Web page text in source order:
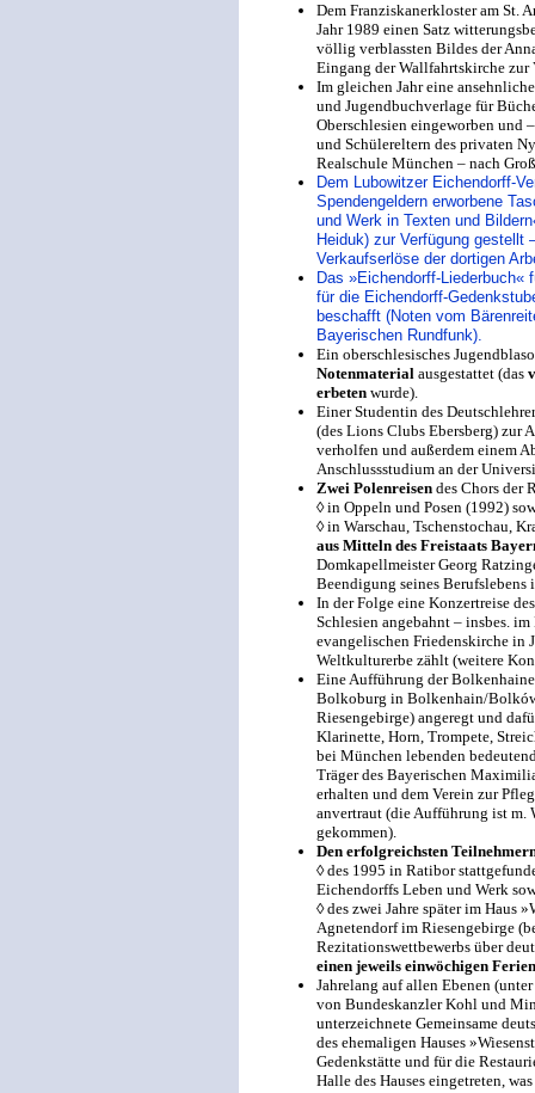
Dem Franziskanerkloster am St.
Jahr 1989 einen Satz
völlig verblassten Bildes der
Eingang der Wallfahrtskirche zur
Im gleichen Jahr eine
und Jugendbuchverlage für
Oberschlesien eingeworben und
und Schülereltern des privaten
Realschule München – nach
Dem Lubowitzer Eichendorff-
Spendengeldern erworbene
und Werk in Texten und
Heiduk) zur Verfügung gestellt
Verkaufserlöse der dortigen
Das »Eichendorff-Liederbuch«
für die Eichendorff-
beschafft (Noten vom
Bayerischen Rundfunk).
Ein oberschlesisches
Notenmaterial ausgestattet (das
erbeten wurde).
Einer Studentin des
(des Lions Clubs Ebersberg) zur
verholfen und außerdem einem
Anschlussstudium an der
Zwei Polenreisen des Chors der
◊in Oppeln und Posen (1992)
◊in Warschau, Tschenstochau,
aus Mitteln des Freistaats
Domkapellmeister Georg
Beendigung seines Berufslebens
In der Folge eine Konzertreise
Schlesien angebahnt – insbes.
evangelischen Friedenskirche in
Weltkulturerbe zählt (weitere
Eine Aufführung der
Bolkoburg in Bolkenhain/
Riesengebirge) angeregt und
Klarinette, Horn, Trompete,
bei München lebenden
Träger des Bayerischen
erhalten und dem Verein zur
anvertraut (die Aufführung ist m.
gekommen).
Den erfolgreichsten
◊des 1995 in Ratibor
Eichendorffs Leben und Werk
◊des zwei Jahre später im Haus
Agnetendorf im Riesengebirge
Rezitationswettbewerbs über
einen jeweils einwöchigen
Jahrelang auf allen Ebenen
von Bundeskanzler Kohl und
unterzeichnete Gemeinsame
des ehemaligen Hauses
Gedenkstätte und für die
Halle des Hauses eingetreten,